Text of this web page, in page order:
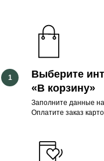
Выберите
«В корзину»
Заполните данные
Оплатите заказ